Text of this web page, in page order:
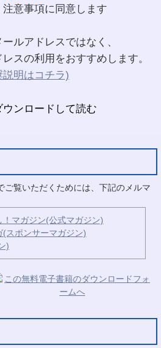
意事項に同意します
ルアドレスではなく、
スの利用をおすすめします。
説明はコチラ)
ご覧いただくためには、下記のメルマ
マガジン(公式マガジン)
スポンサーマガジン)
)